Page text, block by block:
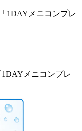
1DAYメニコンプレ
メニコンプレ